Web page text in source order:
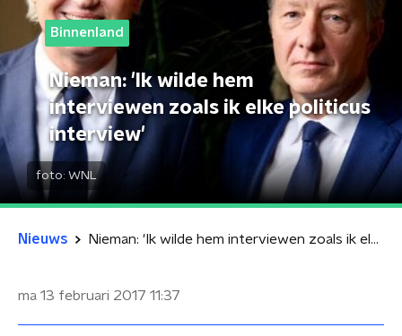
Binnenland
Nieman: 'Ik wilde hem
interviewen zoals ik elke politicus
interview'
foto: WNL
Nieuws Nieman: 'Ik wilde hem interviewen zoals ik elke politicus interview'
ma 13 februari 2017 11:37